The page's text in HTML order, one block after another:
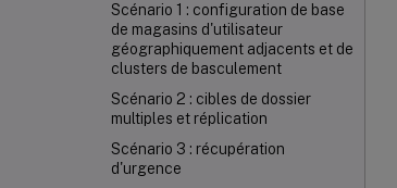
Scénario 1 : configuration de base
de magasins d'utilisateur
géographiquement adjacents et de
clusters de basculement
Scénario 2 : cibles de dossier
multiples et réplication
Scénario 3 : récupération
d'urgence